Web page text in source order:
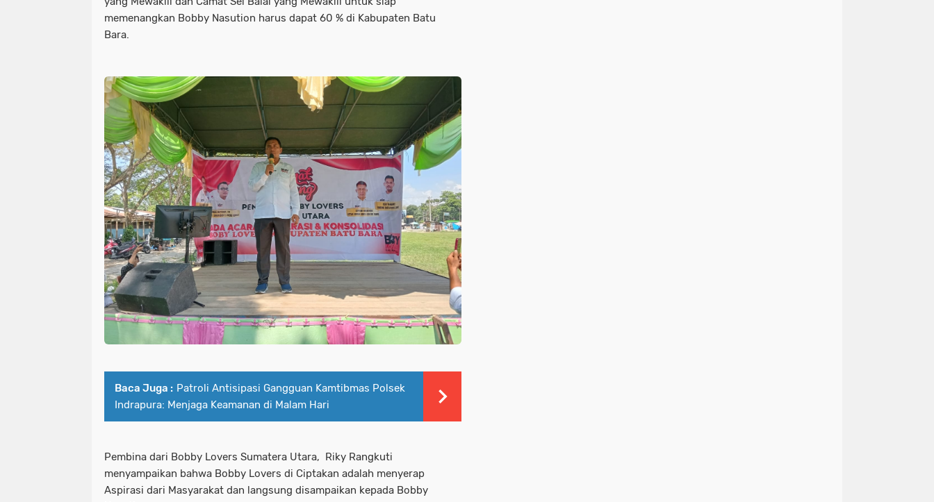
memenangkan Bobby Nasution harus dapat 60 % di Kabupaten Batu
Bara.
Baca Juga : Patroli Antisipasi Gangguan Kamtibmas Polsek
Indrapura: Menjaga Keamanan di Malam Hari
Pembina dari Bobby Lovers Sumatera Utara, Riky Rangkuti
menyampaikan bahwa Bobby Lovers di Ciptakan adalah menyerap
Aspirasi dari Masyarakat dan langsung disampaikan kepada Bobby